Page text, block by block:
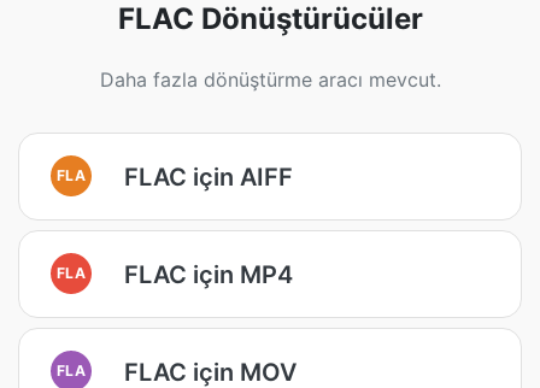
FLAC Dönüştürücüler
Daha fazla dönüştürme aracı mevcut.
FLA FLAC için AIFF
FLA FLAC için MP4
FLA FLAC için MOV